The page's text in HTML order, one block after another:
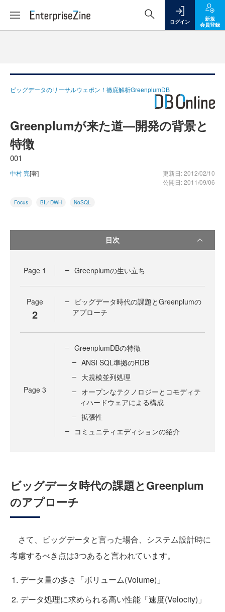
ログイン
新規
会員登録
ビッグデータのリーサルウェポン！徹底解析GreenplumDB
Greenplumが来た道―開発の背景と
特徴
001
中村 完[著]
更新日: 2012/02/10
公開日: 2011/09/06
Focus BI／DWH NoSQL
目次
Page 1 Greenplumの生い立ち
Page
2
ビッグデータ時代の課題とGreenplumの
アプローチ
Page 3
GreenplumDBの特徴
ANSI SQL準拠のRDB
大規模並列処理
オープンなテクノロジーとコモディテ
ィハードウェアによる構成
拡張性
コミュニティエディションの紹介
ビッグデータ時代の課題とGreenplum
のアプローチ
さて、ビッグデータと言った場合、システム設計時に
考慮するべき点は3つあると言われています。
データ量の多さ「ボリューム(Volume)」
データ処理に求められる高い性能「速度(Velocity)」